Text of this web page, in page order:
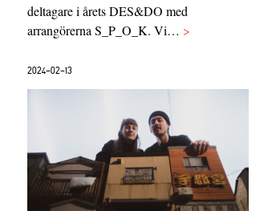
deltagare i årets DES&DO med
arrangörerna S_P_O_K. Vi… >
2024-02-13